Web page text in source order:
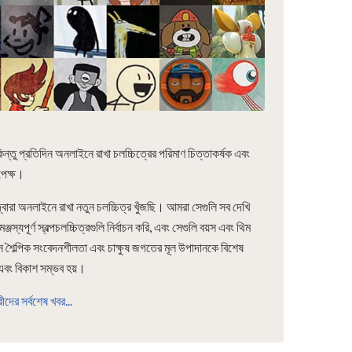
প্রতিদিন অনলাইনে রাখা চলচ্চিত্রের পরিমাণ চিত্তাকর্ষক এবং
দ্বারা অনলাইনে রাখা নতুন চলচ্চিত্র খুঁজছি। আমরা সেগুলি সব দেখি
স্বল্পচলচ্চিত্রগুলি নির্বাচন করি, এবং সেগুলি বয়স এবং থিম
শৈল্পিক সংবেদনশীলতা এবং চাক্ষুষ জগতের মূল উপাদানকে বিশেষ
বিকাশ সম্ভব হয়।
সর্বশেষ খবর...